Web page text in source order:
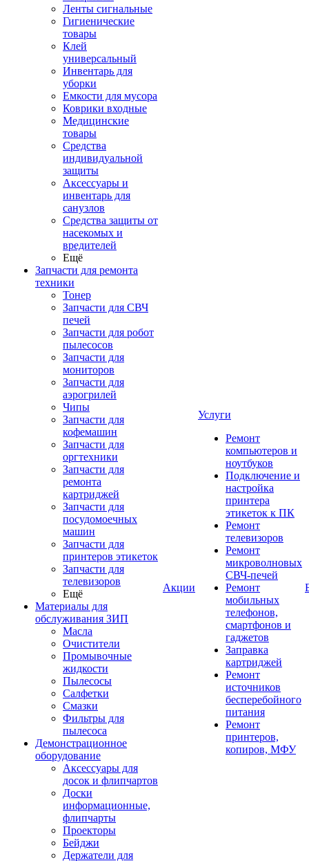
Ленты сигнальные
Гигиенические
товары
Клей
универсальный
Инвентарь для
уборки
Емкости для мусора
Коврики входные
Медицинские
товары
Средства
индивидуальной
защиты
Аксессуары и
инвентарь для
санузлов
Средства защиты от
насекомых и
вредителей
Ещё
Запчасти для ремонта
техники
Тонер
Запчасти для СВЧ
печей
Запчасти для робот
пылесосов
Запчасти для
мониторов
Запчасти для
аэрогрилей
Чипы
Запчасти для
кофемашин
Запчасти для
оргтехники
Запчасти для
ремонта
картриджей
Запчасти для
посудомоечных
машин
Запчасти для
принтеров этикеток
Запчасти для
телевизоров
Ещё
Материалы для
обслуживания ЗИП
Масла
Очистители
Промывочные
жидкости
Пылесосы
Салфетки
Смазки
Фильтры для
пылесоса
Демонстрационное
оборудование
Аксессуары для
досок и флипчартов
Доски
информационные,
флипчарты
Проекторы
Бейджи
Держатели для
Акции
Услуги
Ремонт
компьютеров и
ноутбуков
Подключение и
настройка
принтера
этикеток к ПК
Ремонт
телевизоров
Ремонт
микроволновых
СВЧ-печей
Ремонт
мобильных
телефонов,
смартфонов и
гаджетов
Заправка
картриджей
Ремонт
источников
бесперебойного
питания
Ремонт
принтеров,
копиров, МФУ